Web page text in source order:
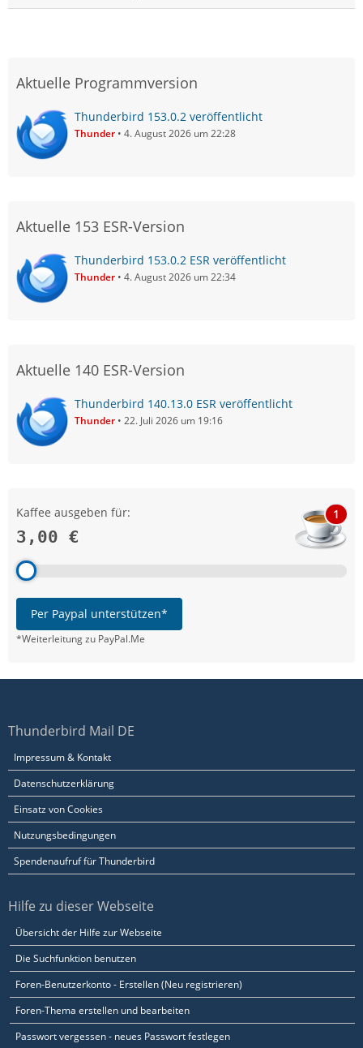
Aktuelle Programmversion
Thunderbird 153.0.2 veröffentlicht
Thunder 4. August 2026 um 22:28
Aktuelle 153 ESR-Version
Thunderbird 153.0.2 ESR veröffentlicht
Thunder 4. August 2026 um 22:34
Aktuelle 140 ESR-Version
Thunderbird 140.13.0 ESR veröffentlicht
Thunder 22. Juli 2026 um 19:16
Kaffee ausgeben für:
3,00 €
1
Per Paypal unterstützen*
*Weiterleitung zu PayPal.Me
Thunderbird Mail DE
Impressum & Kontakt
Datenschutzerklärung
Einsatz von Cookies
Nutzungsbedingungen
Spendenaufruf für Thunderbird
Hilfe zu dieser Webseite
Übersicht der Hilfe zur Webseite
Die Suchfunktion benutzen
Foren-Benutzerkonto - Erstellen (Neu registrieren)
Foren-Thema erstellen und bearbeiten
Passwort vergessen - neues Passwort festlegen